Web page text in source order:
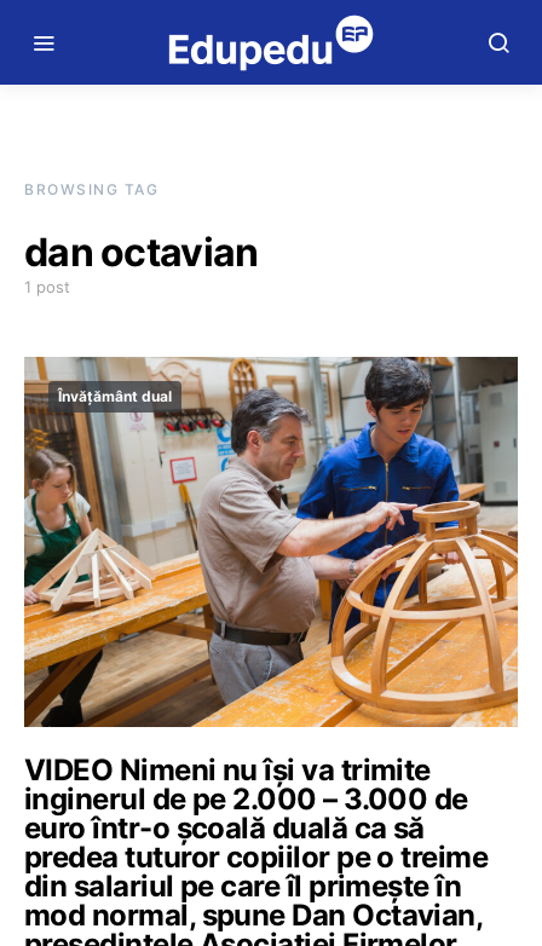
BROWSING TAG
dan octavian
1 post
Învățământ dual
VIDEO Nimeni nu își va trimite
inginerul de pe 2.000 – 3.000 de
euro într-o școală duală ca să
predea tuturor copiilor pe o treime
din salariul pe care îl primește în
mod normal, spune Dan Octavian,